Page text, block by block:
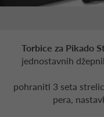
Torbice za Pikado
jednostavnih
pohraniti 3 seta
pera,